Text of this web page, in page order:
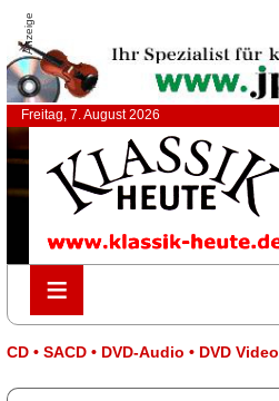
Anzeige
Freitag, 7. August 2026
≡
≡
CD • SACD • DVD-Audio • DVD Video